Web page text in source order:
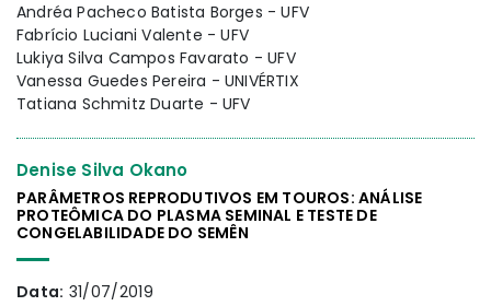
Andréa Pacheco Batista Borges - UFV
Fabrício Luciani Valente - UFV
Lukiya Silva Campos Favarato - UFV
Vanessa Guedes Pereira - UNIVÉRTIX
Tatiana Schmitz Duarte - UFV
Denise Silva Okano
PARÂMETROS REPRODUTIVOS EM TOUROS: ANÁLISE
PROTEÔMICA DO PLASMA SEMINAL E TESTE DE
CONGELABILIDADE DO SEMÊN
Data: 31/07/2019